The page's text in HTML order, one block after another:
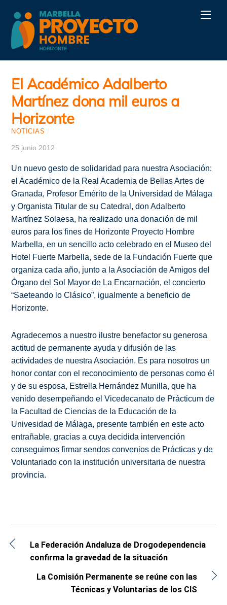
content
El Académico Adalberto
Martínez dona mil euros a
Horizonte
NOTICIAS
25 junio 2012
Un nuevo gesto de solidaridad para nuestra Asociación:
el Académico de la Real Academia de Bellas Artes de
Granada, Profesor Emérito de la Universidad de Málaga
y Organista Titular de su Catedral, don Adalberto
Martínez Solaesa, ha realizado una donación de mil
euros para los fines de Horizonte Proyecto Hombre
Marbella, en un sencillo acto celebrado en el Museo del
Hotel Fuerte Marbella, sede de la Fundación Fuerte que
organiza cada año, junto a la Asociación de Amigos del
Órgano del Sol Mayor de La Encarnación, el concierto
“Saeteando lo Clásico”, igualmente a beneficio de
Horizonte.
Agradecemos a nuestro ilustre benefactor su generosa
actitud de permanente ayuda y difusión de las
actividades de nuestra Asociación. Es para nosotros un
honor contar con el reconocimiento de personas como él
y de su esposa, Estrella Hernández Munilla, que ha
venido desempeñando el Vicedecanato de Prácticum de
la Facultad de Ciencias de la Educación de la
Univesidad de Málaga, presente también en este acto
entrañable, gracias a cuya decidida intervención
conseguimos firmar sendos convenios de Prácticas y de
Voluntariado con la institución universitaria de nuestra
provincia.
La Federación Andaluza de Drogodependencia
confirma la gravedad de la situación
La Comisión Permanente se reúne con las
Técnicas y Voluntarias de los CIS